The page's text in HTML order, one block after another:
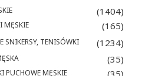
(1404)
MĘSKIE (165)
SNIKERSY, TENISÓWKI (1234)
(35)
PUCHOWE MĘSKIE (35)